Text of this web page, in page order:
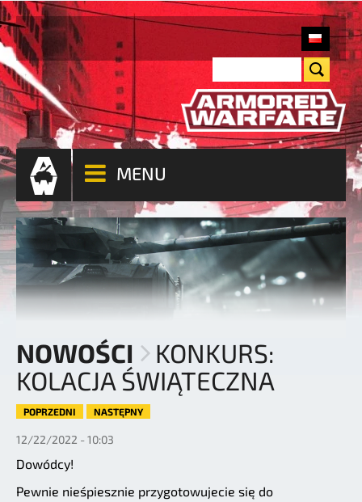
MENU
NOWOŚCI
KONKURS:
KOLACJA ŚWIĄTECZNA
POPRZEDNI NASTĘPNY
12/22/2022 - 10:03
Dowódcy!
Pewnie nieśpiesznie przygotowujecie się do